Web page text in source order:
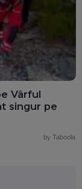
Vârful
singur pe
by Taboola